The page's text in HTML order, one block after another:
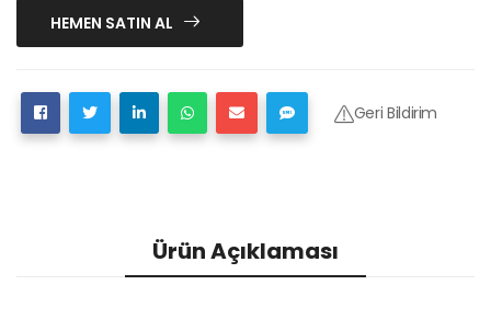
HEMEN SATIN AL
Geri Bildirim
Ürün Açıklaması